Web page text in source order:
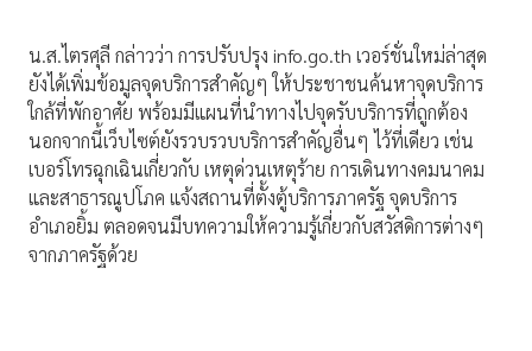
น.ส.ไตรศุลี กล่าวว่า การปรับปรุง info.go.th เวอร์ชั่นใหม่ล่าสุด
ยังได้เพิ่มข้อมูลจุดบริการสำคัญๆ ให้ประชาชนค้นหาจุดบริการ
ใกล้ที่พักอาศัย พร้อมมีแผนที่นำทางไปจุดรับบริการที่ถูกต้อง
นอกจากนี้เว็บไซต์ยังรวบรวบบริการสำคัญอื่นๆ ไว้ที่เดียว เช่น
เบอร์โทรฉุกเฉินเกี่ยวกับ เหตุด่วนเหตุร้าย การเดินทางคมนาคม
และสาธารณูปโภค แจ้งสถานที่ตั้งตู้บริการภาครัฐ จุดบริการ
อำเภอยิ้ม ตลอดจนมีบทความให้ความรู้เกี่ยวกับสวัสดิการต่างๆ
จากภาครัฐด้วย